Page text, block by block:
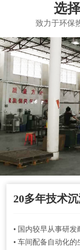
选
致力于环保
20多年技术
• 国内较早从事研
• 车间配备自动化